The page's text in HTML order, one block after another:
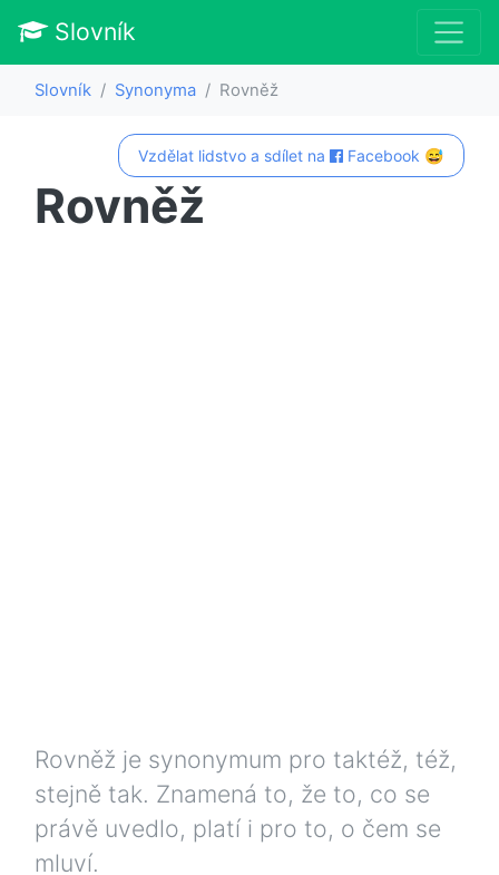
Slovník
Slovník Synonyma Rovněž
Vzdělat lidstvo a sdílet na Facebook 😅
Rovněž
Rovněž je synonymum pro taktéž, též,
stejně tak. Znamená to, že to, co se
právě uvedlo, platí i pro to, o čem se
mluví.